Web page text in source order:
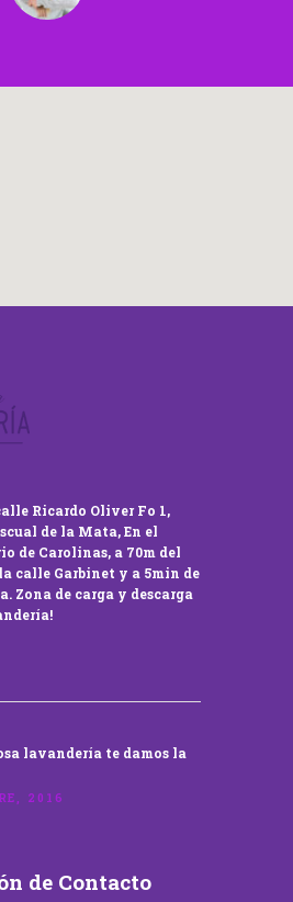
Ricardo Oliver Fo 1,
de la Mata, En el
de Carolinas, a 70m del
calle Garbinet y a 5min de
Zona de carga y descarga
lavandería te damos la
2016
de Contacto